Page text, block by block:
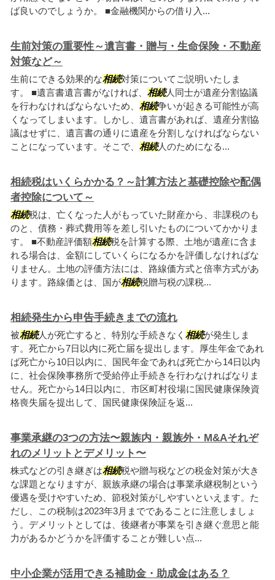
ば良いのでしょうか。 ■金融機関からの借り入...
生前対策の重要性～遺言書・贈与・生命保険・不動産
対策など～
生前にできる効果的な相続対策についてご説明いたしま
す。 ■遺言書遺言書がなければ、 相続人同士が遺産分割協議
を行わなければならないため、 相続争いが起きる可能性が高
くなってしまいます。しかし、遺言書があれば、遺産分割協
議はせずに、遺言書の通りに遺産を分割しなければならない
ことになっています。そこで、 相続人のためになる...
相続税はいくらかかる？～計算方法と基礎控除や配偶
者控除について～
相続税は、亡くなった人がもっていた財産から、非課税のも
のと、債務・葬式費用等を差し引いたものについてかかりま
す。 ■不動産評価額相続税を計算する際、土地が遺産に含ま
れる場合は、金額にしていくらになるかを評価しなければな
りません。土地の評価方法には、路線価方式と倍率方式があ
ります。路線価とは、国が相続税贈与税の課税...
相続発生から申告手続きまでの流れ
被相続人が死亡すると、特別な手続きなく 相続が発生しま
す。死亡から7日以内に死亡届を提出します。厚生年金であれ
ば死亡から10日以内に、国民年金であれば死亡から14日以内
に、社会保険事務所で受給停止手続きを行わなければなりま
せん。死亡から14日以内に、市区町村役場に国民健康保険資
格喪失届を提出して、国民健康保険証を返...
事業承継の3つの方法〜親族内・親族外・M&Aそれぞ
れのメリットとデメリット〜
株式などの引き継ぎは相続税や贈与税などの税金対策が大き
な課題となりますが、親族承継の場合は事業承継税制という
優遇を受けやすいため、節税対策がしやすいといえます。た
だし、この税制は2023年3月までであることに注意しましょ
う。デメリットとしては、後継者が事業を引き継ぐ意思と能
力があるかどうかを評価することが難しい点...
中小企業が活用できる補助金・助成金はある？